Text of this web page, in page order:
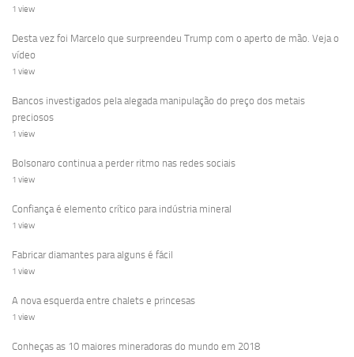
1 view
Desta vez foi Marcelo que surpreendeu Trump com o aperto de mão. Veja o
vídeo
1 view
Bancos investigados pela alegada manipulação do preço dos metais
preciosos
1 view
Bolsonaro continua a perder ritmo nas redes sociais
1 view
Confiança é elemento crítico para indústria mineral
1 view
Fabricar diamantes para alguns é fácil
1 view
A nova esquerda entre chalets e princesas
1 view
Conheças as 10 maiores mineradoras do mundo em 2018